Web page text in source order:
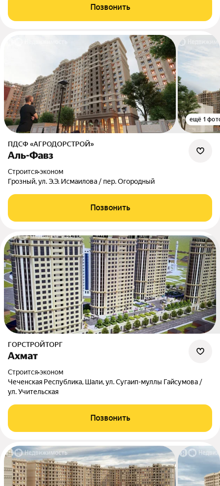
Позвонить
ещё 1
ПДСФ «АГРОДОРСТРОЙ»
Аль-Фавз
Строится•эконом
Грозный, ул. Э.Э. Исмаилова / пер. Огородный
Позвонить
ГОРСТРОЙТОРГ
Ахмат
Строится•эконом
Чеченская Республика, Шали, ул. Сугаип-муллы Гайсумова /
ул. Учительская
Позвонить